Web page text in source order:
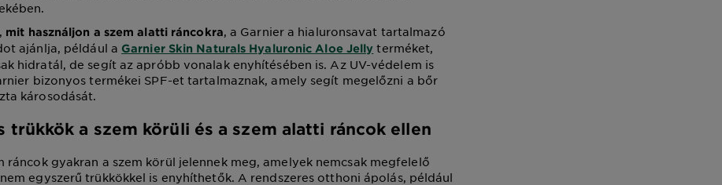
mit használjon a szem alatti ráncokra, a Garnier a hialuronsavat tartalmazó
ajánlja, például a Garnier Skin Naturals Hyaluronic Aloe Jelly terméket,
hidratál, de segít az apróbb vonalak enyhítésében is. Az UV-védelem is
bizonyos termékei SPF-et tartalmaznak, amely segít megelőzni a bőr
károsodását.
trükkök a szem körüli és a szem alatti ráncok ellen
ráncok gyakran a szem körül jelennek meg, amelyek nemcsak megfelelő
egyszerű trükkökkel is enyhíthetők. A rendszeres otthoni ápolás, például